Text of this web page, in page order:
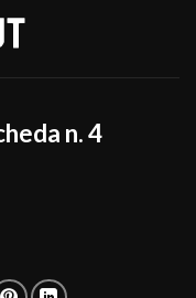
n. 4